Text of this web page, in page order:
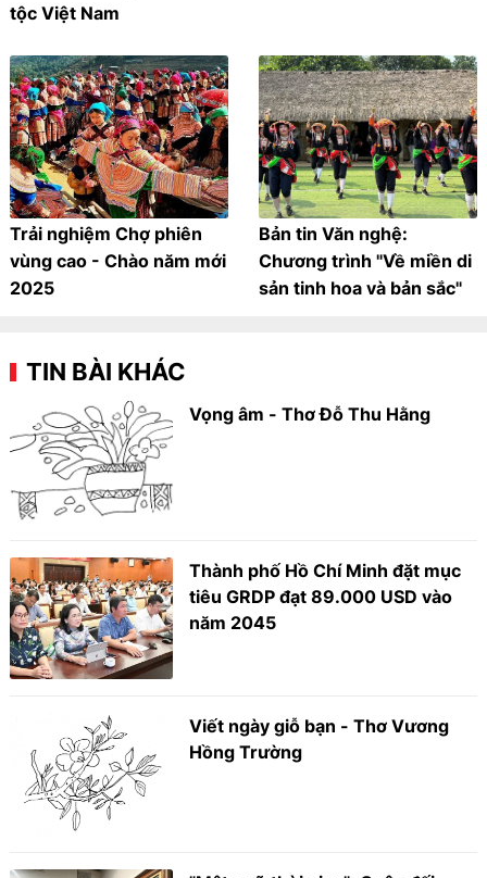
tộc Việt Nam
Trải nghiệm Chợ phiên
vùng cao - Chào năm mới
2025
Bản tin Văn nghệ:
Chương trình "Về miền di
sản tinh hoa và bản sắc"
TIN BÀI KHÁC
Vọng âm - Thơ Đỗ Thu Hằng
Thành phố Hồ Chí Minh đặt mục
tiêu GRDP đạt 89.000 USD vào
năm 2045
Viết ngày giỗ bạn - Thơ Vương
Hồng Trường